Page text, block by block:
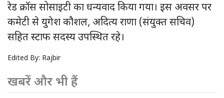
रेड क्रॉस सोसाइटी का धन्यवाद किया गया। इस अवसर पर
कमेटी से युगेश कौशल, अदित्य राणा (संयुक्त सचिव)
सहित स्टाफ सदस्य उपस्थित रहे।
Edited By: Rajbir
खबरें और भी हैं